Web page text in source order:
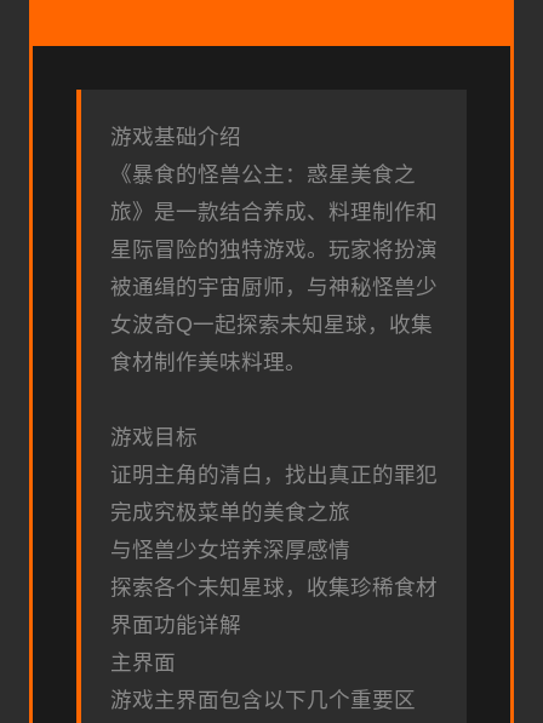
游戏基础介绍
《暴食的怪兽公主：惑星美食之
旅》是一款结合养成、料理制作和
星际冒险的独特游戏。玩家将扮演
被通缉的宇宙厨师，与神秘怪兽少
女波奇Q一起探索未知星球，收集
食材制作美味料理。
游戏目标
证明主角的清白，找出真正的罪犯
完成究极菜单的美食之旅
与怪兽少女培养深厚感情
探索各个未知星球，收集珍稀食材
界面功能详解
主界面
游戏主界面包含以下几个重要区